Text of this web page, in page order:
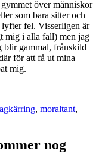
över människor
som bara sitter och
fel. Visserligen är
mig i alla fall) men jag
blir gammal, frånskild
för att få ut mina
mig.
Taggar
kärring, moraltant,
nog